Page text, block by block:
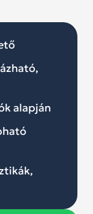
alapján